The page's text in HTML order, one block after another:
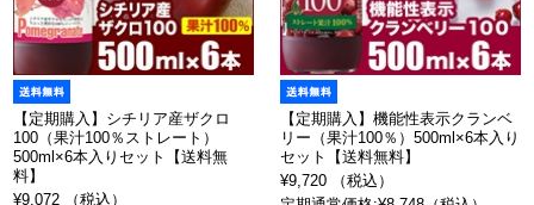
【定期購入】シチリア産ザクロ
100（果汁100％ストレート）
500ml×6本入りセット【送料無
料】
¥9,072 （税込）
【定期購入】機能性表示クランベ
リー（果汁100％）500ml×6本入り
セット【送料無料】
¥9,720 （税込）